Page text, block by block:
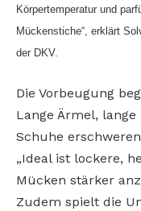
Körpertemperatur und
Mückenstiche“, erklärt
der DKV.
Die Vorbeugung
Lange Ärmel,
Schuhe
„Ideal ist lockere,
Mücken stärker
Zudem spielt die